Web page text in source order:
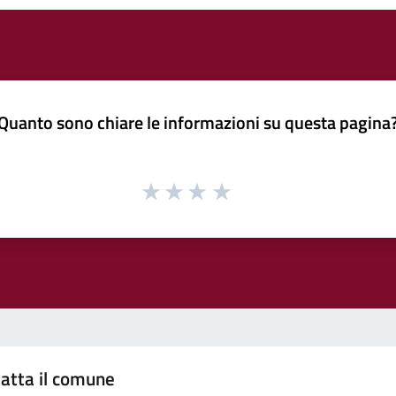
sono chiare le informazioni su questa
il comune